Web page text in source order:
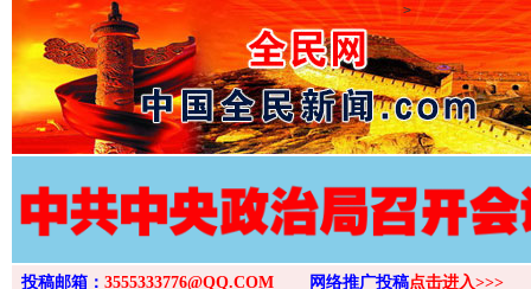
>
投稿邮箱： 3555333776@QQ.COM 网络推广投稿点击进入>>>